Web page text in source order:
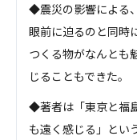
◆震災の影響による
眼前に迫るのと同時
つくる物がなんとも
じることもできた。
◆著者は「東京と福
も遠く感じる」とい